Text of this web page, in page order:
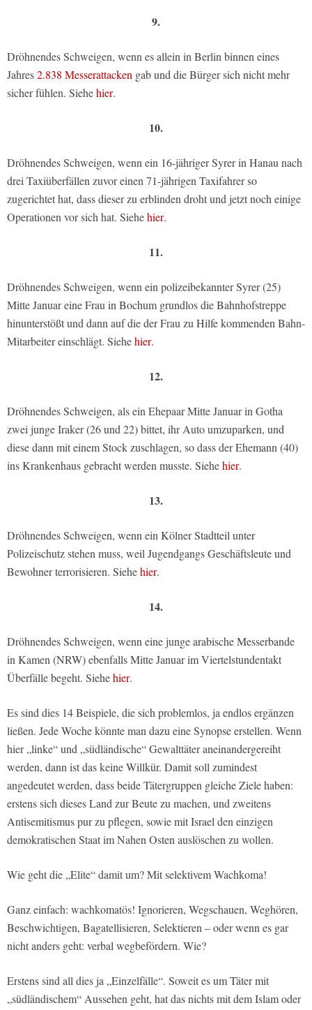
9.
Dröhnendes Schweigen, wenn es allein in Berlin binnen eines
Jahres2.838 Messerattacken gab und die Bürger sich nicht mehr
sicher fühlen. Siehehier.
10.
Dröhnendes Schweigen, wenn ein 16-jähriger Syrer in Hanau nach
drei Taxiüberfällen zuvor einen 71-jährigen Taxifahrer so
zugerichtet hat, dass dieser zu erblinden droht und jetzt noch einige
Operationen vor sich hat. Siehehier.
11.
Dröhnendes Schweigen, wenn ein polizeibekannter Syrer (25)
Mitte Januar eine Frau in Bochum grundlos die Bahnhofstreppe
hinunterstößt und dann auf die der Frau zu Hilfe kommenden Bahn-
Mitarbeiter einschlägt. Siehehier.
12.
Dröhnendes Schweigen, als ein Ehepaar Mitte Januar in Gotha
zwei junge Iraker (26 und 22) bittet, ihr Auto umzuparken, und
diese dann mit einem Stock zuschlagen, so dass der Ehemann (40)
ins Krankenhaus gebracht werden musste. Siehehier.
13.
Dröhnendes Schweigen, wenn ein Kölner Stadtteil unter
Polizeischutz stehen muss, weil Jugendgangs Geschäftsleute und
Bewohner terrorisieren. Siehehier.
14.
Dröhnendes Schweigen, wenn eine junge arabische Messerbande
in Kamen (NRW) ebenfalls Mitte Januar im Viertelstundentakt
Überfälle begeht. Siehehier.
Es sind dies 14 Beispiele, die sich problemlos, ja endlos ergänzen
ließen. Jede Woche könnte man dazu eine Synopse erstellen. Wenn
hier „linke“ und „südländische“ Gewalttäter aneinandergereiht
werden, dann ist das keine Willkür. Damit soll zumindest
angedeutet werden, dass beide Tätergruppen gleiche Ziele haben:
erstens sich dieses Land zur Beute zu machen, und zweitens
Antisemitismus pur zu pflegen, sowie mit Israel den einzigen
demokratischen Staat im Nahen Osten auslöschen zu wollen.
Wie geht die „Elite“ damit um? Mit selektivem Wachkoma!
Ganz einfach: wachkomatös! Ignorieren, Wegschauen, Weghören,
Beschwichtigen, Bagatellisieren, Selektieren – oder wenn es gar
nicht anders geht: verbal wegbefördern. Wie?
Erstens sind all dies ja „Einzelfälle“. Soweit es um Täter mit
„südländischem“ Aussehen geht, hat das nichts mit dem Islam oder